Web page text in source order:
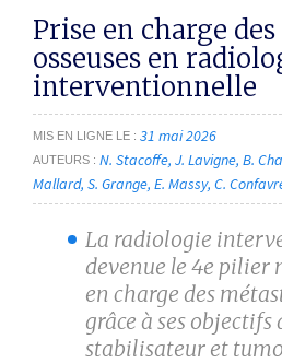
Prise en charge
osseuses en
interventionnelle
MIS EN LIGNE LE 31 mai 2026
AUTEURS N. Stacoffe J. Lavigne B.
Mallard S. Grange E. Massy C.
La radiologie
devenue le 4e pilier
en charge des
grâce à ses
stabilisateur et